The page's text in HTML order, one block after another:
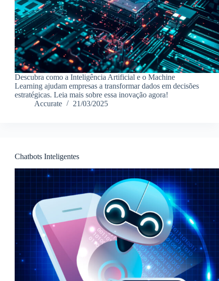
Descubra como a Inteligência Artificial e o Machine
Learning ajudam empresas a transformar dados em decisões
estratégicas. Leia mais sobre essa inovação agora!
Accurate
21/03/2025
Chatbots Inteligentes